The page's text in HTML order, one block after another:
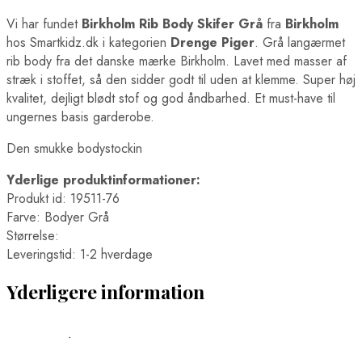
Vi har fundet Birkholm Rib Body Skifer Grå fra Birkholm
hos Smartkidz.dk i kategorien Drenge Piger. Grå langærmet
rib body fra det danske mærke Birkholm. Lavet med masser af
stræk i stoffet, så den sidder godt til uden at klemme. Super høj
kvalitet, dejligt blødt stof og god åndbarhed. Et must-have til
ungernes basis garderobe.
Den smukke bodystockin
Yderlige produktinformationer:
Produkt id: 19511-76
Farve: Bodyer Grå
Størrelse:
Leveringstid: 1-2 hverdage
Yderligere information